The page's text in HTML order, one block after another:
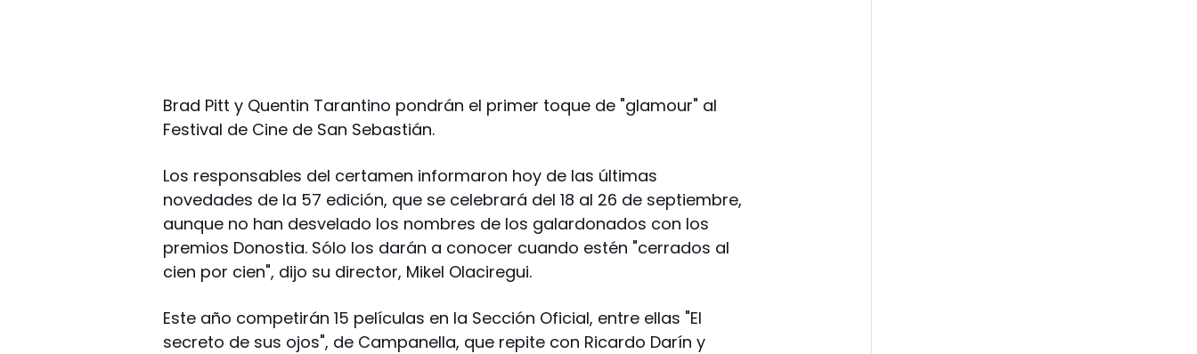
Brad Pitt y Quentin Tarantino pondrán el primer toque de "glamour" al
Festival de Cine de San Sebastián.
Los responsables del certamen informaron hoy de las últimas
novedades de la 57 edición, que se celebrará del 18 al 26 de septiembre,
aunque no han desvelado los nombres de los galardonados con los
premios Donostia. Sólo los darán a conocer cuando estén "cerrados al
cien por cien", dijo su director, Mikel Olaciregui.
Este año competirán 15 películas en la Sección Oficial, entre ellas "El
secreto de sus ojos", de Campanella, que repite con Ricardo Darín y